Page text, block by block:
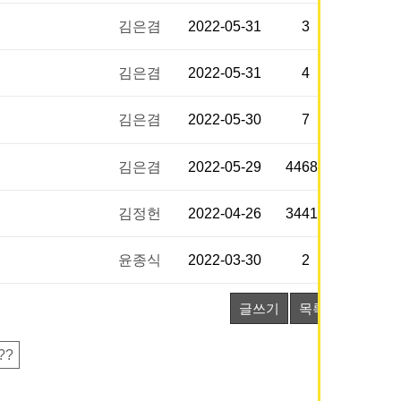
김은겸 2022-05-31 3
김은겸 2022-05-31 4
김은겸 2022-05-30 7
김은겸 2022-05-29 44688
김정헌 2022-04-26 34417
윤종식 2022-03-30 2
글쓰기 목록